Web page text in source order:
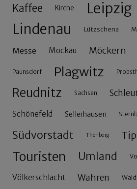
Kaffee Kirche Leipzig
Lindenau Lützschena
Messe Mockau Möckern
Paunsdorf Plagwitz
Reudnitz Sachsen
Schönefeld Sellerhausen
Südvorstadt Thonberg
Touristen Umland
Völkerschlacht Wahren